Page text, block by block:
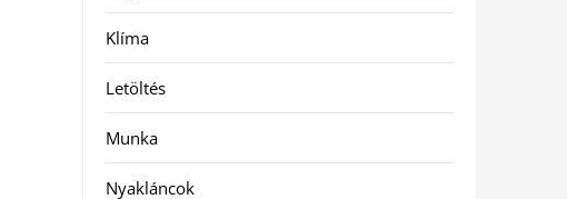
Klíma
Letöltés
Munka
Nyakláncok